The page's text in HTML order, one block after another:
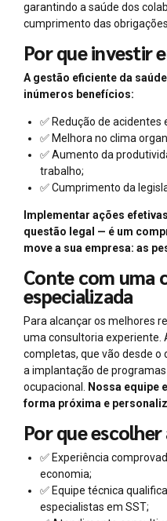
garantindo a saúde dos
cumprimento das obrigações
Por que investir
A gestão eficiente da
inúmeros benefícios:
✅ Redução de acidentes
✅ Melhora no clima
✅ Aumento da
trabalho;
✅ Cumprimento da
Implementar ações
questão legal — é um
move a sua empresa: as
Conte com uma
especializada
Para alcançar os melhores
uma consultoria experiente.
completas, que vão desde
a implantação de
ocupacional.
Nossa equipe
forma próxima e
Por que escolher
✅ Experiência
economia;
✅ Equipe técnica
especialistas em SST;